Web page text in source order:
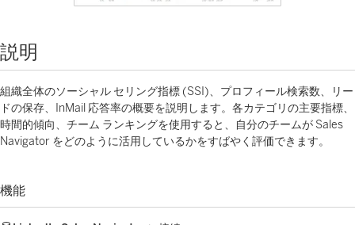
説明
組織全体のソーシャル セリング指標 (SSI)、プロフィール検索数、リー
ドの保存、InMail 応答率の概要を説明します。各カテゴリの主要指標、
時間的傾向、チーム ランキングを使用すると、自分のチームが Sales
Navigator をどのように活用しているかをすばやく評価できます。
機能